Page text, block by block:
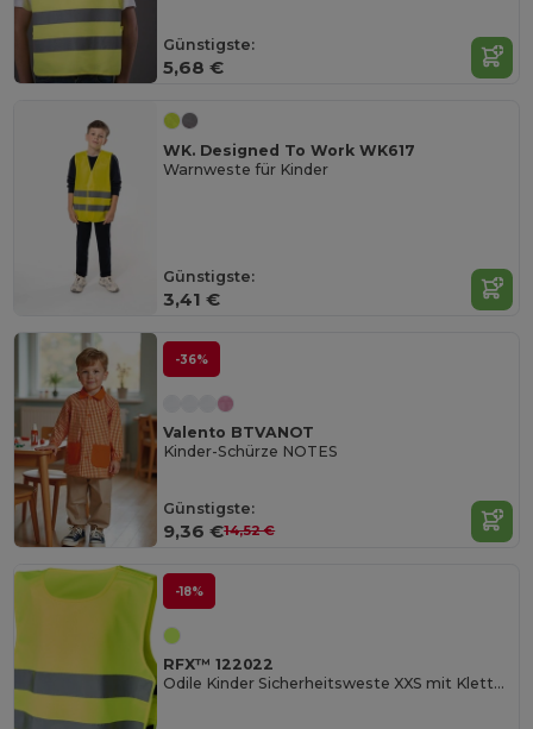
Günstigste:
5,68 €
WK. Designed To Work WK617
Warnweste für Kinder
Günstigste:
3,41 €
-36%
Valento BTVANOT
Kinder-Schürze NOTES
Günstigste:
9,36 €14,52 €
-18%
RFX™ 122022
Odile Kinder Sicherheitsweste XXS mit Klettverschluss